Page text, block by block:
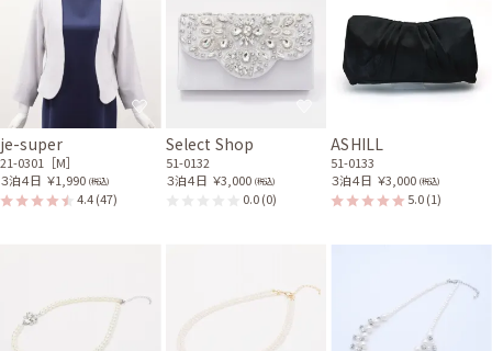
je-super
21-0301［M］
３泊４日 ￥1,990 (税込)
4.4(47)
Select Shop
51-0132
３泊４日 ￥3,000 (税込)
0.0(0)
ASHILL
51-0133
３泊４日 ￥3,000 (税込)
5.0(1)